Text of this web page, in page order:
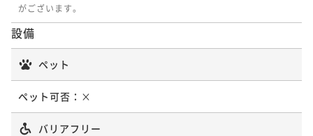
がございます。
設備
ペット
ペット可否： ×
バリアフリー